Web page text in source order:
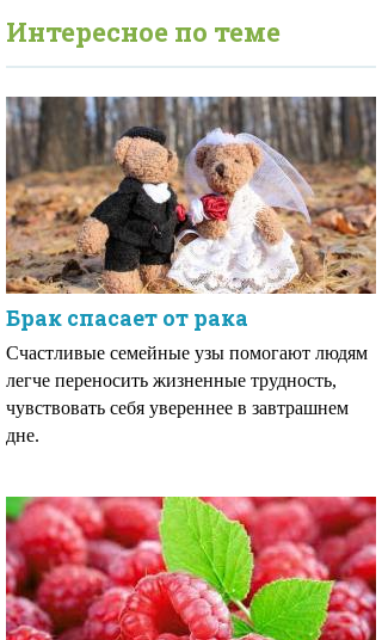
Интересное по теме
Брак спасает от рака
Счастливые семейные узы помогают людям
легче переносить жизненные трудность,
чувствовать себя увереннее в завтрашнем
дне.